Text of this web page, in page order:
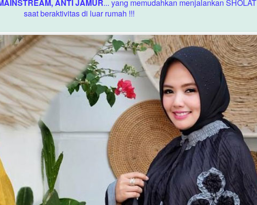
ANTI JAMUR... yang memudahkan menjalankan SHOLAT
saat beraktivitas di luar rumah !!!